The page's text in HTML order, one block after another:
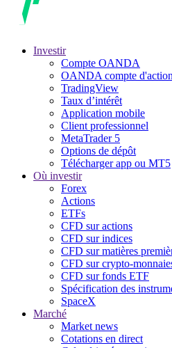
Investir
Compte OANDA
OANDA compte
TradingView
Taux d’intérêt
Application mobile
Client professionnel
MetaTrader 5
Options de dépôt
Télécharger app ou MT5
Où investir
Forex
Actions
ETFs
CFD sur actions
CFD sur indices
CFD sur matières
CFD sur crypto-
CFD sur fonds ETF
Spécification des
SpaceX
Marché
Market news
Cotations en direct